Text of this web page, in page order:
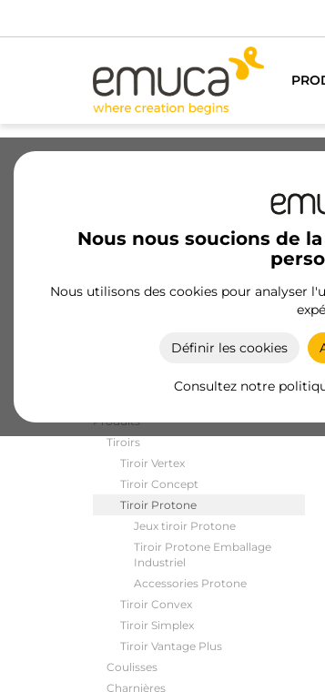
Nous nous soucions de
Nous utilisons des cookies pour analyser
Définir les cookies
Consultez notre
Le tiroir Protone d'Emuca offre un
et une fonctionnalité avec des
gris anthracite, et des hauteurs de
Produits
Tiroirs
Tiroir Vertex
Tiroir Concept
Tiroir Protone
Jeux tiroir Protone
Tiroir Protone Emballage
Industriel
Accessories Protone
Tiroir Convex
Tiroir Simplex
Tiroir Vantage Plus
Coulisses
Charnières